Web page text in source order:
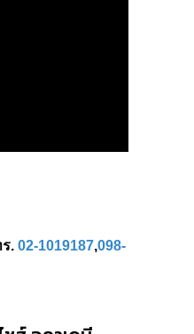
. 02-1019187,098-